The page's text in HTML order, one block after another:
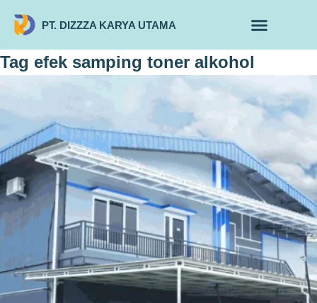
PT. DIZZZA KARYA UTAMA
Tag efek samping toner alkohol